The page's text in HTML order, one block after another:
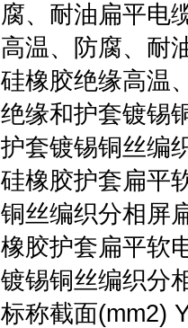
腐、耐油扁平电
高温、防腐、耐
硅橡胶绝缘高温
绝缘和护套镀锡
护套镀锡铜丝编
硅橡胶护套扁平
铜丝编织分相屏
橡胶护套扁平软
镀锡铜丝编织分
标称截面(mm2)